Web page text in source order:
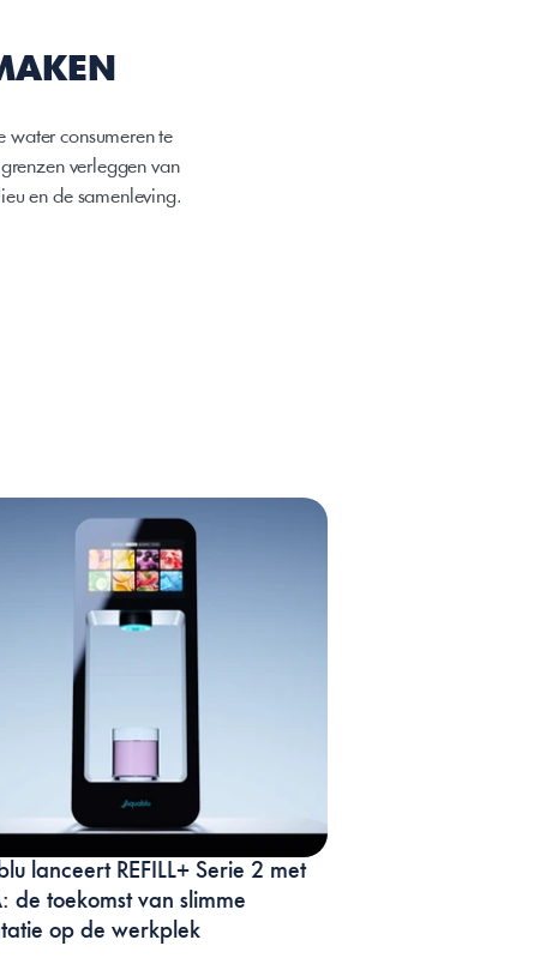
consumeren te
verleggen van
en de samenleving.
lanceert REFILL+ Serie 2 met
de toekomst van slimme
op de werkplek